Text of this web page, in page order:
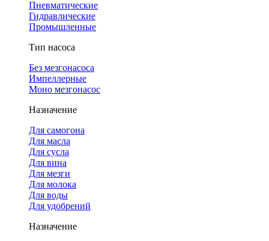
Пневматические
Гидравлические
Промышленные
Тип насоса
Без мезгонасоса
Импеллерные
Моно мезгонасос
Назначение
Для самогона
Для масла
Для сусла
Для вина
Для мезги
Для молока
Для воды
Для удобрений
Назначение